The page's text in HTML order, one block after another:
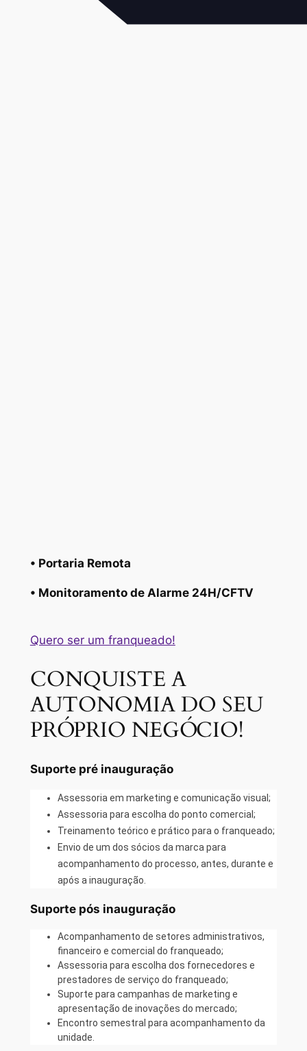
• Portaria Remota
• Monitoramento de Alarme 24H/CFTV
Quero ser um franqueado!
CONQUISTE A
AUTONOMIA DO SEU
PRÓPRIO NEGÓCIO!
Suporte pré inauguração
Assessoria em marketing e comunicação visual;
Assessoria para escolha do ponto comercial;
Treinamento teórico e prático para o franqueado;
Envio de um dos sócios da marca para
acompanhamento do processo, antes, durante e
após a inauguração.
Suporte pós inauguração
Acompanhamento de setores administrativos,
financeiro e comercial do franqueado;
Assessoria para escolha dos fornecedores e
prestadores de serviço do franqueado;
Suporte para campanhas de marketing e
apresentação de inovações do mercado;
Encontro semestral para acompanhamento da
unidade.